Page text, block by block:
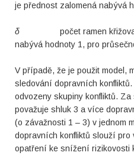
je přednost zalomená nabývá
δ počet ramen
nabývá hodnoty 1, pro
V případě, že je použit model,
sledování dopravních
odvozeny skupiny konfliktů.
považuje shluk 3 a více
(o závažnosti 1 – 3) v jednom
dopravních konfliktů slouží pro
opatření ke snížení rizikovosti